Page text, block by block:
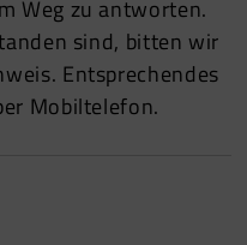
Weg zu antworten.
sind, bitten wir
Entsprechendes
Mobiltelefon.